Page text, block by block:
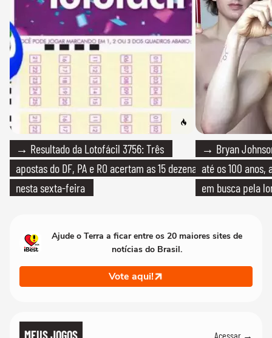
→ Resultado da Lotofácil 3756: Três
apostas do DF, PA e RO acertam as 15 dezenas
nesta sexta-feira
→ Bryan
até os 100
em busca pela
Ajude o Terra a ficar entre os 20 maiores sites de
notícias do Brasil.
Vote aqui!
MEUS JOGOS Acessar →